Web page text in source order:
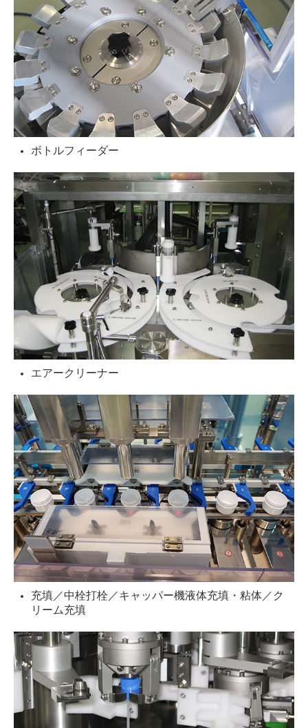
ボトルフィーダー
エアークリーナー
充填／中栓打栓／キャッパー機液体充填・粘体／ク
リーム充填